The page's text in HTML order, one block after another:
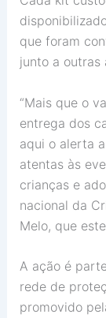
que foram
junto a outras
“Mais que o
entrega dos
aqui o alerta
atentas às
crianças e
nacional da
Melo, que
A ação é
rede de
promovido